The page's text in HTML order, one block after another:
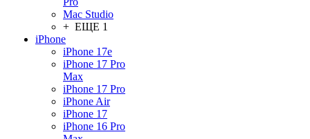
Mac Studio
+ ЕЩЕ 1
iPhone
iPhone 17e
iPhone 17 Pro
Max
iPhone 17 Pro
iPhone Air
iPhone 17
iPhone 16 Pro